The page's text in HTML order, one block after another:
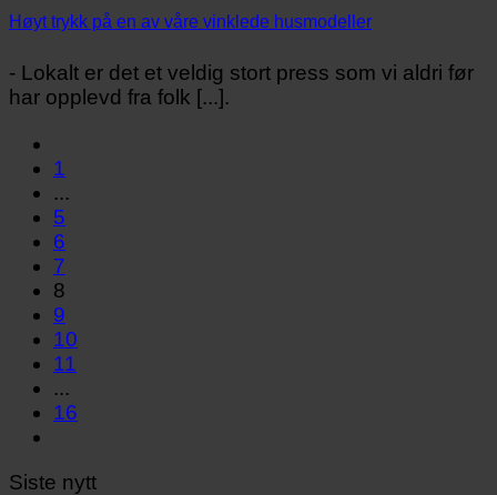
Høyt trykk på en av våre vinklede husmodeller
- Lokalt er det et veldig stort press som vi aldri før
har opplevd fra folk [...].
1
...
5
6
7
8
9
10
11
...
16
Siste nytt